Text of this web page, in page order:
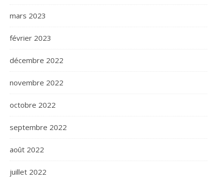
mars 2023
février 2023
décembre 2022
novembre 2022
octobre 2022
septembre 2022
août 2022
juillet 2022